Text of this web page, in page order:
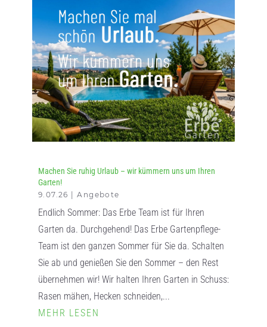
Machen Sie ruhig Urlaub – wir kümmern uns um Ihren
Garten!
9.07.26 |Angebote
Endlich Sommer: Das Erbe Team ist für Ihren
Garten da. Durchgehend! Das Erbe Gartenpflege-
Team ist den ganzen Sommer für Sie da. Schalten
Sie ab und genießen Sie den Sommer – den Rest
übernehmen wir! Wir halten Ihren Garten in Schuss:
Rasen mähen, Hecken schneiden,...
MEHR LESEN